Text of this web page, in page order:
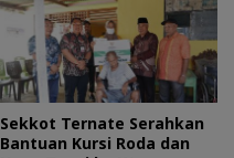
Sekkot Ternate Serahkan
Bantuan Kursi Roda dan